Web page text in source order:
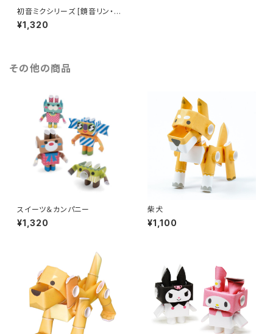
初音ミクシリーズ [鏡音リン・レ
ン]
¥1,320
その他の商品
スイーツ＆カンパニー
¥1,320
柴犬
¥1,100